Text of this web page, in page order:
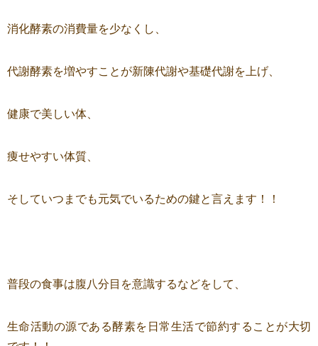
消化酵素の消費量を少なくし、
代謝酵素を増やすことが新陳代謝や基礎代謝を上げ、
健康で美しい体、
痩せやすい体質、
そしていつまでも元気でいるための鍵と言えます！！
普段の食事は腹八分目を意識するなどをして、
生命活動の源である酵素を日常生活で節約することが大切